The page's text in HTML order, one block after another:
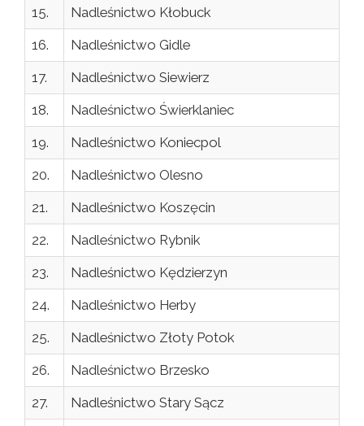
15.
Nadleśnictwo Kłobuck
16.
Nadleśnictwo Gidle
17.
Nadleśnictwo Siewierz
18.
Nadleśnictwo Świerklaniec
19.
Nadleśnictwo Koniecpol
20.
Nadleśnictwo Olesno
21.
Nadleśnictwo Koszęcin
22.
Nadleśnictwo Rybnik
23.
Nadleśnictwo Kędzierzyn
24.
Nadleśnictwo Herby
25.
Nadleśnictwo Złoty Potok
26.
Nadleśnictwo Brzesko
27.
Nadleśnictwo Stary Sącz